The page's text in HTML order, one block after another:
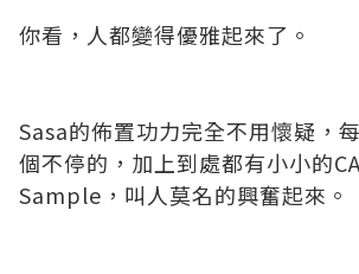
你看，人都變得優雅起來了。
Sasa的佈置功力完全不用懷疑，
個不停的，加上到處都有小小的
Sample，叫人莫名的興奮起來。